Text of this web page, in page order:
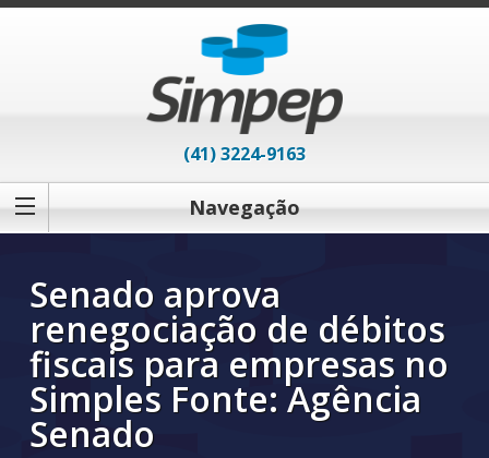
(41) 3224-9163
Navegação
Senado aprova
renegociação de débitos
fiscais para empresas no
Simples Fonte: Agência
Senado